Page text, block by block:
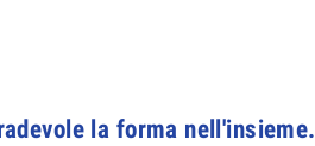
la forma nell'insieme.